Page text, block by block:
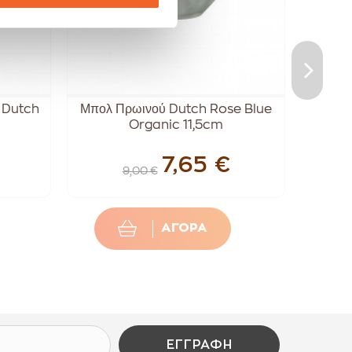
Dutch
Μπολ Πρωινού Dutch Rose Blue
Organic 11,5cm
9,00 € 7,65 €
ΑΓΟΡΑ
ΕΓΓΡΑΦΉ